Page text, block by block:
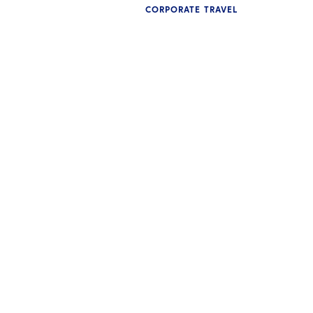
CORPORATE TRAVEL